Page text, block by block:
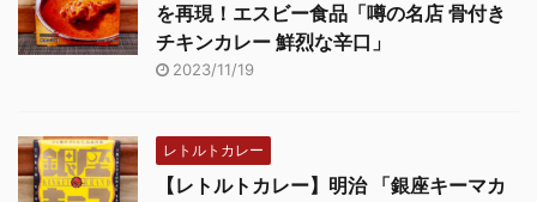
を再現！エスビー食品「噂の名店 骨付き
チキンカレー 鮮烈な辛口」
2023/11/19
レトルトカレー
【レトルトカレー】明治 「銀座キーマカ